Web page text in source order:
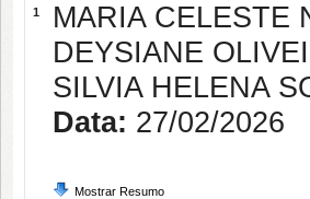
1
MARIA CELESTE
DEYSIANE
SILVIA HELENA
Data: 27/02/2026
Mostrar Resumo